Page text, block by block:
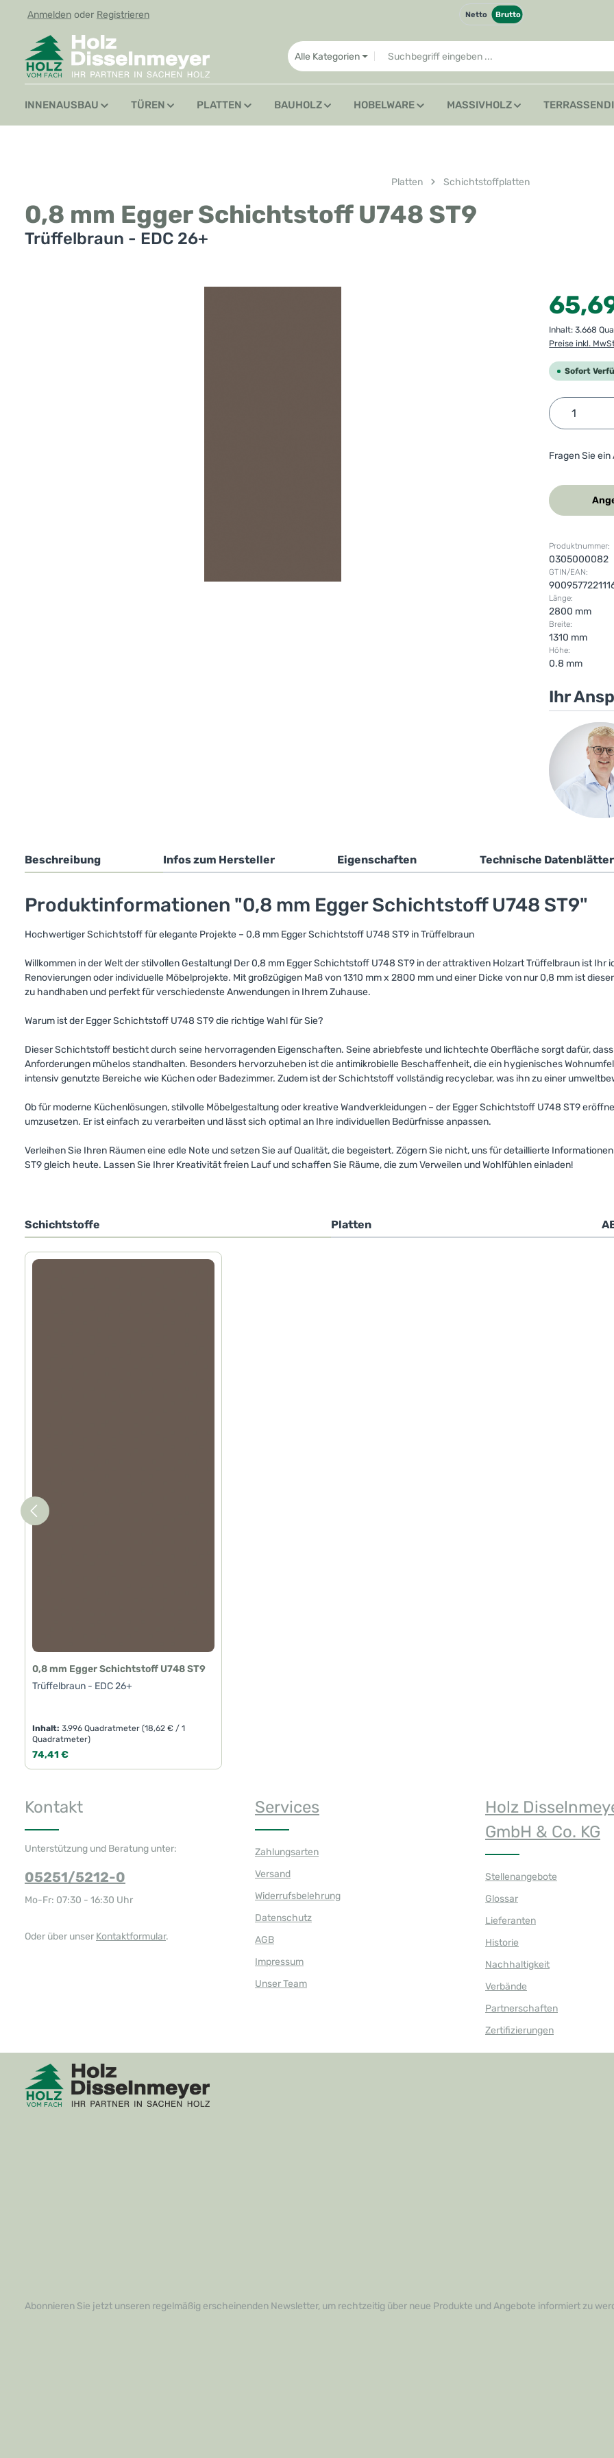
Hauptinhalt springen
Zur Suche springen
Zur Hauptnavigation springen
Anmelden oder Registrieren Netto Brutto
Alle Kategorien
INNENAUSBAU TÜREN PLATTEN BAUHOLZ HOBELWARE MASSIVHOLZ
Platten Schichtstoffplatten
0,8 mm Egger Schichtstoff U748 ST9
Trüffelbraun - EDC 26+
Regulärer Preis:
Inhalt:3.668
Preise inkl.
Sofort
Produkt
Fragen Sie
Produktnummer:
0305000082
GTIN/EAN:
Länge:
2800 mm
Breite:
1310 mm
Höhe:
0.8 mm
Ihr
Beschreibung Infos zum Hersteller Eigenschaften Technische Datenblätter
Produktinformationen "0,8 mm Egger Schichtstoff U748 ST9"
Hochwertiger Schichtstoff für elegante Projekte – 0,8 mm Egger Schichtstoff U748 ST9 in Trüffelbraun
Willkommen in der Welt der stilvollen Gestaltung! Der 0,8 mm Egger Schichtstoff U748 ST9 in der attraktiven Holzart Trüffelbraun ist
Renovierungen oder individuelle Möbelprojekte. Mit großzügigen Maß von 1310 mm x 2800 mm und einer Dicke von nur 0,8 mm ist
zu handhaben und perfekt für verschiedenste Anwendungen in Ihrem Zuhause.
Warum ist der Egger Schichtstoff U748 ST9 die richtige Wahl für Sie?
Dieser Schichtstoff besticht durch seine hervorragenden Eigenschaften. Seine abriebfeste und lichtechte Oberfläche sorgt dafür,
Anforderungen mühelos standhalten. Besonders hervorzuheben ist die antimikrobielle Beschaffenheit, die ein hygienisches
intensiv genutzte Bereiche wie Küchen oder Badezimmer. Zudem ist der Schichtstoff vollständig recyclebar, was ihn zu einer
Ob für moderne Küchenlösungen, stilvolle Möbelgestaltung oder kreative Wandverkleidungen – der Egger Schichtstoff U748 ST9
umzusetzen. Er ist einfach zu verarbeiten und lässt sich optimal an Ihre individuellen Bedürfnisse anpassen.
Verleihen Sie Ihren Räumen eine edle Note und setzen Sie auf Qualität, die begeistert. Zögern Sie nicht, uns für detaillierte
ST9 gleich heute. Lassen Sie Ihrer Kreativität freien Lauf und schaffen Sie Räume, die zum Verweilen und Wohlfühlen einladen!
Schichtstoffe Platten
Produktgalerie überspringen
0,8 mm Egger Schichtstoff U748 ST9
Trüffelbraun - EDC 26+
Inhalt:3.996 Quadratmeter(18,62 € / 1
Quadratmeter)
Regulärer Preis:
74,41 €
Kontakt
Unterstützung und Beratung unter:
05251/5212-0
Mo-Fr: 07:30 - 16:30 Uhr
Oder über unser Kontaktformular.
Services
Zahlungsarten
Versand
Widerrufsbelehrung
Datenschutz
AGB
Impressum
Unser Team
Holz
GmbH & Co. KG
Stellenangebote
Glossar
Lieferanten
Historie
Nachhaltigkeit
Verbände
Partnerschaften
Zertifizierungen
Abonnieren Sie jetzt unseren regelmäßig erscheinenden Newsletter, um rechtzeitig über neue Produkte und Angebote informiert zu